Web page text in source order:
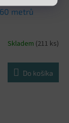
metrů
Skladem (211 ks)
Do košíka